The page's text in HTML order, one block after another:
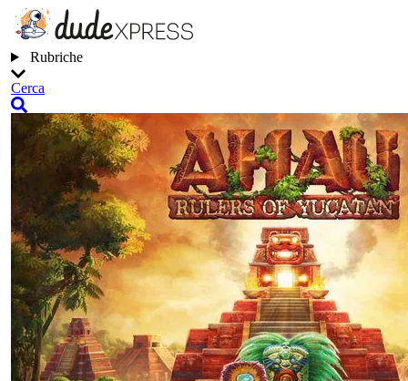
Rubriche
Cerca